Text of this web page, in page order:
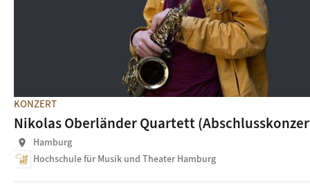
KONZERT
Nikolas Oberländer Quartett
location_on
Hamburg
Hochschule für Musik und Theater Hamburg